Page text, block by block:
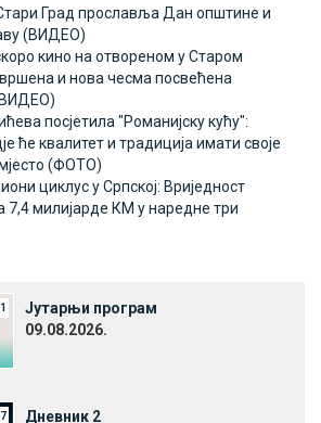
Град прославља Дан општине и
(ВИДЕО)
кино на отвореном у Старом
и нова чесма посвећена
посјетила "Романијску кућу":
ће квалитет и традиција имати своје
(ФОТО)
циклус у Српској: Вриједност
7,4 милијарде КМ у наредне три
Јутарњи програм
09.08.2026.
Дневник 2